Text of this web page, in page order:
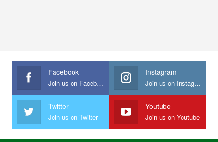
Facebook
Join us on Facebook
Instagram
Join us on Instagram
Twitter
Join us on Twitter
Youtube
Join us on Youtube